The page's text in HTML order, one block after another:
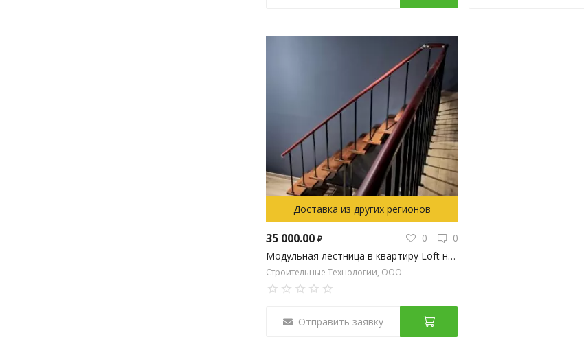
Доставка из других регионов
35 000.00 ₽ 0
0
Модульная лестница в квартиру Loft на металлокаркасе
Строительные Технологии, ООО
Отправить заявку